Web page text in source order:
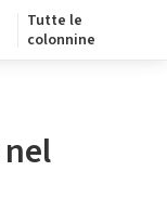
Tutte le
colonnine